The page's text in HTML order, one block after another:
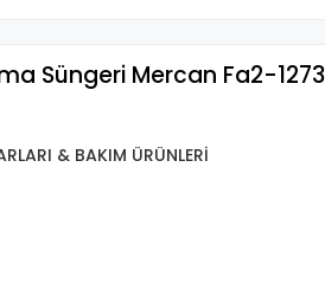
Süngeri Mercan Fa2-1273
& BAKIM ÜRÜNLERİ